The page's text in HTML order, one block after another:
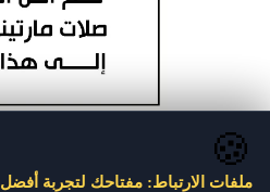
🍪
ملفات الارتباط: مفتاحك لتجربة أفضل